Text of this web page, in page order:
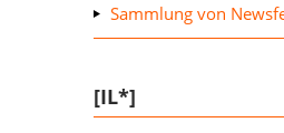
Sammlung von
[IL*]